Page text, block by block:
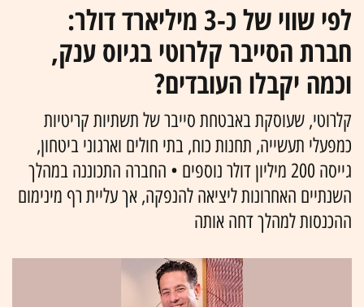
לפי שווי של כ-3 מיליארד דולר:
חברת הסייבר קלרוטי בגיוס ענק,
וכמה יקבלו העובדים?
קלרוטי, שעוסקת באבטחת סייבר של תשתיות קריטיות
כמפעלי תעשייה, תחנות כוח, בתי חולים וארגוני ביטחון,
גייסה 200 מיליון דולר נוספים • החברה התכוננה במהלך
השנתיים האחרונות ליציאה להנפקה, אך עליית רף מינימום
ההכנסות למהלך דחה אותה